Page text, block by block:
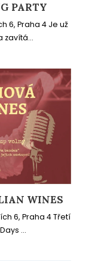
PARTY
6, Praha 4 Je už
zavítá...
WINES
6, Praha 4 Třetí
...